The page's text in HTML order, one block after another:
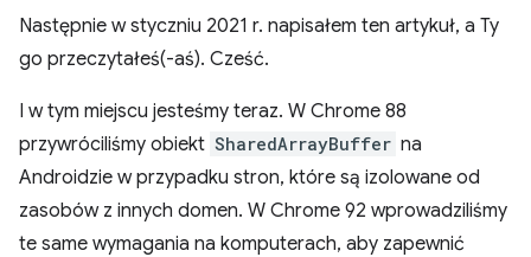
Następnie w styczniu 2021 r. napisałem ten artykuł, a Ty
go przeczytałeś(-aś). Cześć.
I w tym miejscu jesteśmy teraz. W Chrome 88
przywróciliśmy obiekt SharedArrayBuffer na
Androidzie w przypadku stron, które są izolowane od
zasobów z innych domen. W Chrome 92 wprowadziliśmy
te same wymagania na komputerach, aby zapewnić